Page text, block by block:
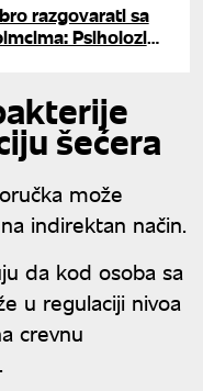
razgovarati sa
Psiholozi
šećera
može
indirektan način.
da kod osoba sa
u regulaciji nivoa
crevnu